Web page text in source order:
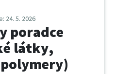
: 24. 5. 2026
poradce
látky,